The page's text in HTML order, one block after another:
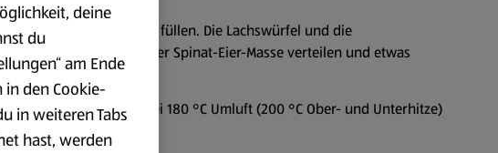
Masse in die Quicheform füllen. Die Lachswürfel und die
gleichmäßig auf der Spinat-Eier-Masse verteilen und etwas
Backofen bei 180 °C Umluft (200 °C Ober- und Unterhitze)
backen.
deine
du
am Ende
den Cookie-
in weiteren Tabs
hast, werden